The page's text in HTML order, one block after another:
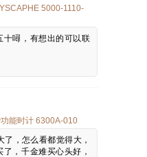
5000-1110-
十噚，有想出的可以联
能时计 6300A-010
了，怎么看都觉得大，
了，千金难买心头好，